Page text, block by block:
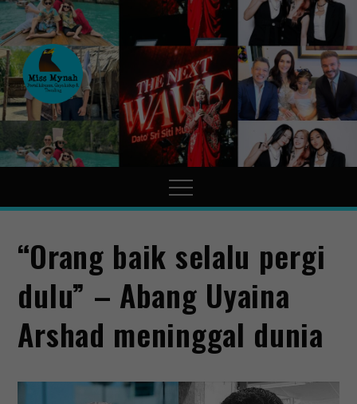
MissMynah
Portal Hiburan, Gaya Hidup
& Trending
“Orang baik selalu pergi
dulu” – Abang Uyaina
Arshad meninggal dunia